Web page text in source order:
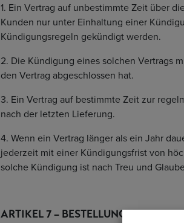
1. Ein Vertrag auf unbestimmte Zeit über
Kunden nur unter Einhaltung einer
Kündigungsregeln gekündigt werden.
2. Die Kündigung eines solchen Vertrags
den Vertrag abgeschlossen hat.
3. Ein Vertrag auf bestimmte Zeit zur
nach der letzten Lieferung.
4. Wenn ein Vertrag länger als ein Jahr
jederzeit mit einer Kündigungsfrist von
solche Kündigung ist nach Treu und
ARTIKEL 7 – BESTELLUNGEN